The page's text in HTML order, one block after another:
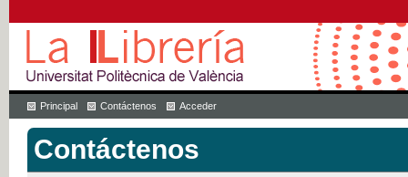
Principal Contáctenos Acceder
Contáctenos